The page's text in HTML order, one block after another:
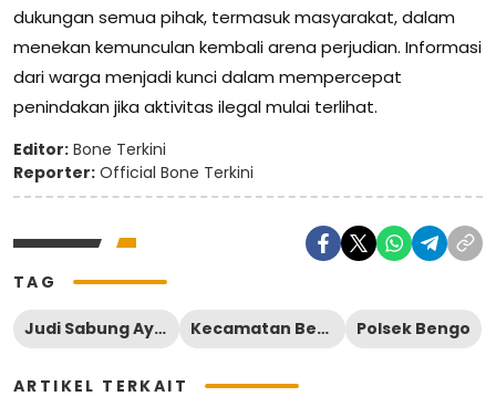
dukungan semua pihak, termasuk masyarakat, dalam
menekan kemunculan kembali arena perjudian. Informasi
dari warga menjadi kunci dalam mempercepat
penindakan jika aktivitas ilegal mulai terlihat.
Editor: Bone Terkini
Reporter: Official Bone Terkini
TAG
Judi Sabung Ayam Kecamatan Bengo Polsek Bengo
ARTIKEL TERKAIT